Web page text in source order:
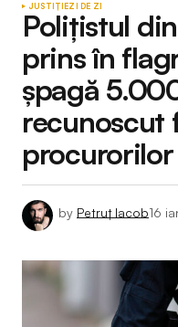
JUSTIȚIEZI DE ZI
Polițistul
prins în
șpagă
recunoscut
procurorilor
by Petruț Iacob16